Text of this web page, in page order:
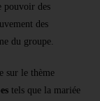
pouvoir des
des
du groupe.
sur le thème
tels que la mariée